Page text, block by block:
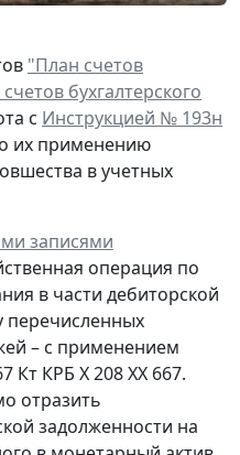
"План счетов
бухгалтерского
с Инструкцией № 193н
их применению
в учетных
записями
операция по
в части дебиторской
перечисленных
– с применением
Кт КРБ Х 208 ХХ 667.
отразить
задолженности на